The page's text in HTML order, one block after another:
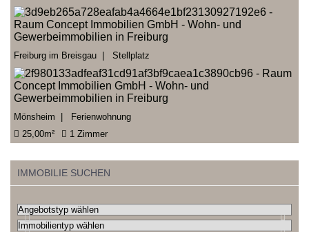
Freiburg im Breisgau | Stellplatz
Mönsheim | Ferienwohnung
25,00m²
1 Zimmer
IMMOBILIE SUCHEN